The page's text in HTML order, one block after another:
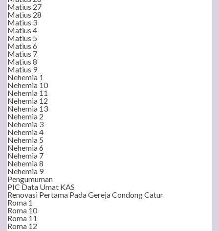
Matius 27
Matius 28
Matius 3
Matius 4
Matius 5
Matius 6
Matius 7
Matius 8
Matius 9
Nehemia 1
Nehemia 10
Nehemia 11
Nehemia 12
Nehemia 13
Nehemia 2
Nehemia 3
Nehemia 4
Nehemia 5
Nehemia 6
Nehemia 7
Nehemia 8
Nehemia 9
Pengumuman
PIC Data Umat KAS
Renovasi Pertama Pada Gereja Condong Catur
Roma 1
Roma 10
Roma 11
Roma 12